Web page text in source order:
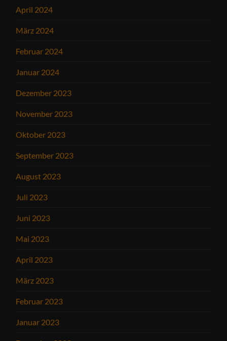
April 2024
März 2024
Februar 2024
Januar 2024
Dezember 2023
November 2023
Oktober 2023
September 2023
August 2023
Juli 2023
Juni 2023
Mai 2023
April 2023
März 2023
Februar 2023
Januar 2023